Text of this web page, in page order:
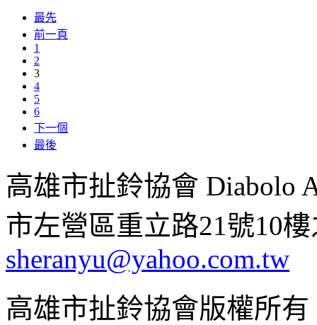
最先
前一頁
1
2
3
4
5
6
下一個
最後
高雄市扯鈴協會 Diabolo
市左營區重立路21號10
sheranyu@yahoo.com.tw
高雄市扯鈴協會版權所